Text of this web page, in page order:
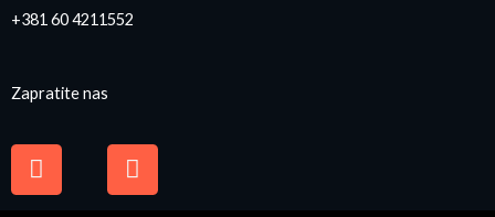
+381 60 4211552
Zapratite nas
a
c
n
s